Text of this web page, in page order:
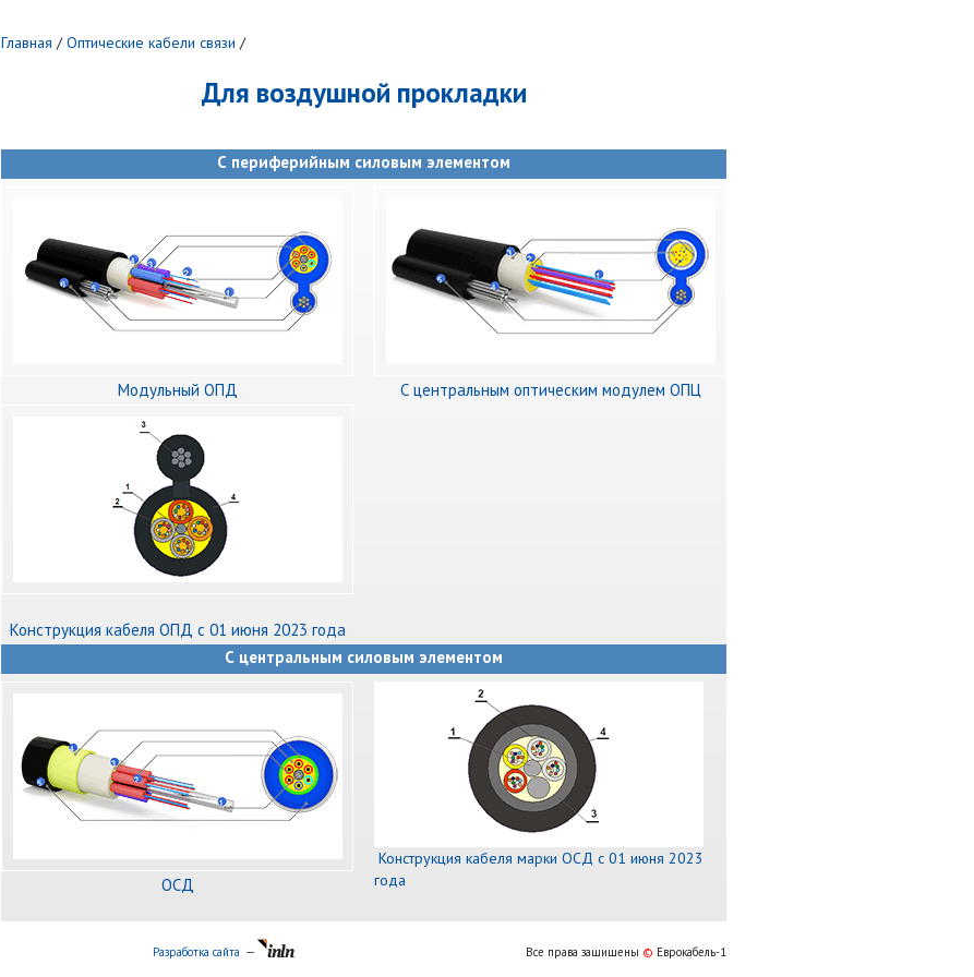
Главная /Оптические кабели связи /
Для воздушной прокладки
С периферийным силовым элементом
Модульный ОПД С центральным оптическим модулем ОПЦ
Конструкция кабеля ОПД с 01 июня 2023 года
С центральным силовым элементом
ОСД
Конструкция кабеля марки ОСД с 01 июня 2023
года
Разработка сайта — Все права защищены © Еврокабель-1